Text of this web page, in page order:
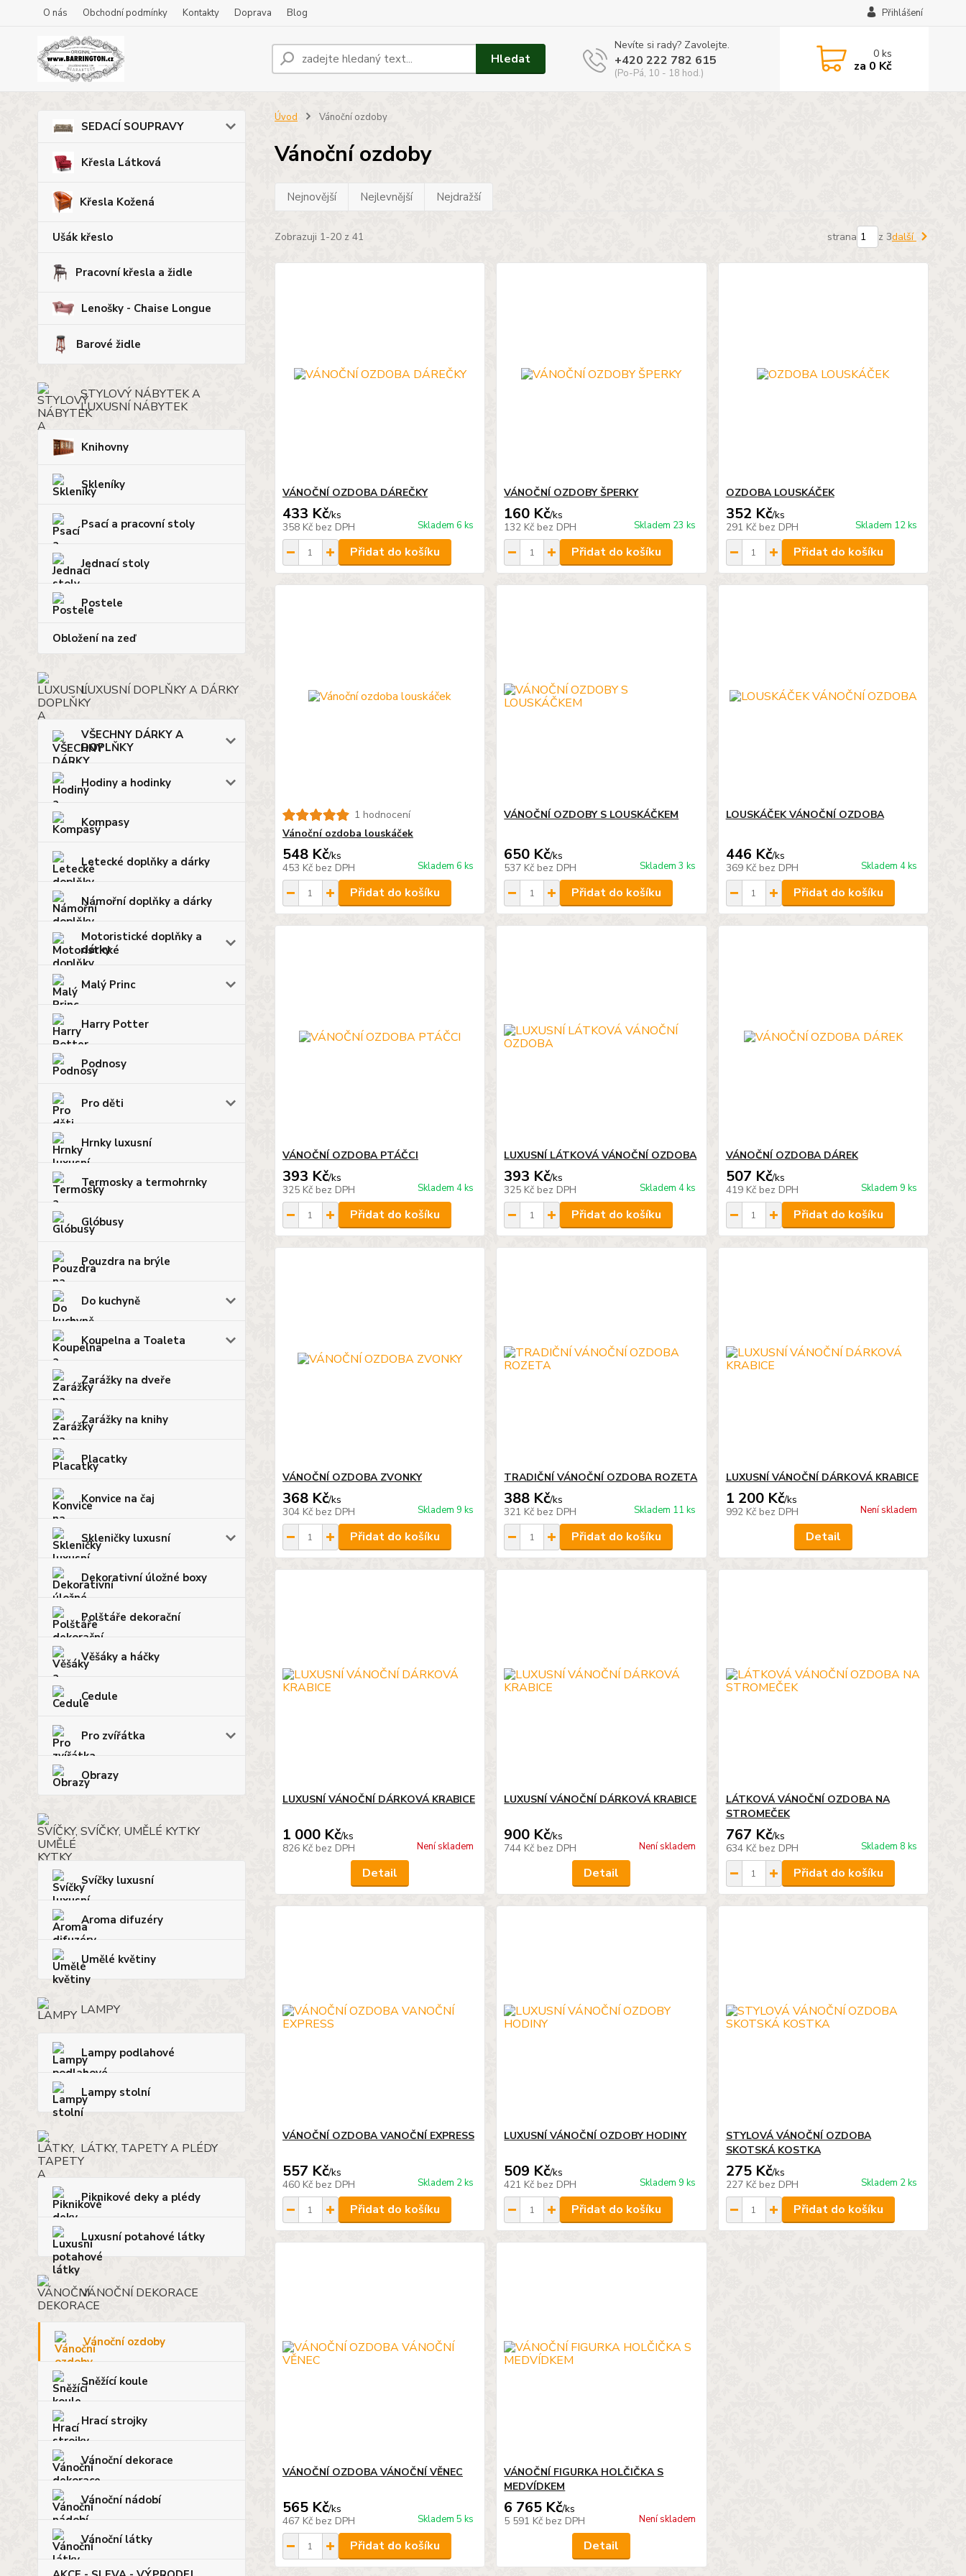
O nás Obchodní podmínky Kontakty Doprava Blog Přihlášení
Hledat
Nevíte si rady? Zavolejte.
+420 222 782 615
(Po-Pá, 10 - 18 hod.)
0ks
za 0 Kč
SEDACÍ SOUPRAVY
Křesla Látková
Křesla Kožená
Ušák křeslo
Pracovní křesla a židle
Lenošky - Chaise Longue
Barové židle
STYLOVÝ NÁBYTEK A
LUXUSNÍ NÁBYTEK
Knihovny
Skleníky
Psací a pracovní stoly
Jednací stoly
Postele
Obložení na zeď
LUXUSNÍ DOPLŇKY A DÁRKY
VŠECHNY DÁRKY A
DOPLŇKY
Hodiny a hodinky
Kompasy
Letecké doplňky a dárky
Námořní doplňky a dárky
Motoristické doplňky a
dárky
Malý Princ
Harry Potter
Podnosy
Pro děti
Hrnky luxusní
Termosky a termohrnky
Glóbusy
Pouzdra na brýle
Do kuchyně
Koupelna a Toaleta
Zarážky na dveře
Zarážky na knihy
Placatky
Konvice na čaj
Skleničky luxusní
Dekorativní úložné boxy
Polštáře dekorační
Věšáky a háčky
Cedule
Pro zvířátka
Obrazy
SVÍČKY, UMĚLÉ KYTKY
Svíčky luxusní
Aroma difuzéry
Umělé květiny
LAMPY
Lampy podlahové
Lampy stolní
LÁTKY, TAPETY A PLÉDY
Piknikové deky a plédy
Luxusní potahové látky
VÁNOČNÍ DEKORACE
Vánoční ozdoby
Sněžící koule
Hrací strojky
Vánoční dekorace
Vánoční nádobí
Vánoční látky
Úvod Vánoční ozdoby
Vánoční ozdoby
Nejnovější Nejlevnější Nejdražší
Zobrazuji 1-20 z 41 strana z 3další
VÁNOČNÍ OZDOBA DÁREČKY
433 Kč/ks
358 Kč bez DPH Skladem 6 ks
Přidat do košíku
VÁNOČNÍ OZDOBY ŠPERKY
160 Kč/ks
132 Kč bez DPH Skladem 23 ks
Přidat do košíku
OZDOBA LOUSKÁČEK
352 Kč/ks
291 Kč bez DPH Skladem 12 ks
Přidat do košíku
1 hodnocení
Vánoční ozdoba louskáček
548 Kč/ks
453 Kč bez DPH Skladem 6 ks
Přidat do košíku
VÁNOČNÍ OZDOBY S LOUSKÁČKEM
650 Kč/ks
537 Kč bez DPH Skladem 3 ks
Přidat do košíku
LOUSKÁČEK VÁNOČNÍ OZDOBA
446 Kč/ks
369 Kč bez DPH Skladem 4 ks
Přidat do košíku
VÁNOČNÍ OZDOBA PTÁČCI
393 Kč/ks
325 Kč bez DPH Skladem 4 ks
Přidat do košíku
LUXUSNÍ LÁTKOVÁ VÁNOČNÍ OZDOBA
393 Kč/ks
325 Kč bez DPH Skladem 4 ks
Přidat do košíku
VÁNOČNÍ OZDOBA DÁREK
507 Kč/ks
419 Kč bez DPH Skladem 9 ks
Přidat do košíku
VÁNOČNÍ OZDOBA ZVONKY
368 Kč/ks
304 Kč bez DPH Skladem 9 ks
Přidat do košíku
TRADIČNÍ VÁNOČNÍ OZDOBA ROZETA
388 Kč/ks
321 Kč bez DPH Skladem 11 ks
Přidat do košíku
LUXUSNÍ VÁNOČNÍ DÁRKOVÁ KRABICE
1 200 Kč/ks
992 Kč bez DPH Není skladem
Detail
LUXUSNÍ VÁNOČNÍ DÁRKOVÁ KRABICE
1 000 Kč/ks
826 Kč bez DPH Není skladem
Detail
LUXUSNÍ VÁNOČNÍ DÁRKOVÁ KRABICE
900 Kč/ks
744 Kč bez DPH Není skladem
Detail
LÁTKOVÁ VÁNOČNÍ OZDOBA NA
STROMEČEK
767 Kč/ks
634 Kč bez DPH Skladem 8 ks
Přidat do košíku
VÁNOČNÍ OZDOBA VANOČNÍ EXPRESS
557 Kč/ks
460 Kč bez DPH Skladem 2 ks
Přidat do košíku
LUXUSNÍ VÁNOČNÍ OZDOBY HODINY
509 Kč/ks
421 Kč bez DPH Skladem 9 ks
Přidat do košíku
STYLOVÁ VÁNOČNÍ OZDOBA
SKOTSKÁ KOSTKA
275 Kč/ks
227 Kč bez DPH Skladem 2 ks
Přidat do košíku
VÁNOČNÍ OZDOBA VÁNOČNÍ VĚNEC
565 Kč/ks
467 Kč bez DPH Skladem 5 ks
Přidat do košíku
VÁNOČNÍ FIGURKA HOLČIČKA S
MEDVÍDKEM
6 765 Kč/ks
5 591 Kč bez DPH Není skladem
Detail